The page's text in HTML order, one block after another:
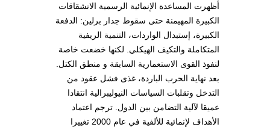
أظهرت المساعدة الإنمائية الرسمية الانشقاقات
الكبيرة المهيمنة حتى سقوط جدار برلين: الدفعة
الكبيرة، إستبدال الواردات، التنمية الريفية
المتكاملة والتكيف الهيكلي. لكنها خضعت خاصة
لنفوذ القوى الاستعمارية السابقة و منطق الكتل.
بعد نهاية الحرب الباردة، غذى فشل عقود من
التدخل وتقلبات السياسات النيوليبرالية انتقادا
عميقا لآلية التضامن بين الدول. ترجم اعتماد
الأهداف لإنمائية للألفية في عام 2000 تغييرا